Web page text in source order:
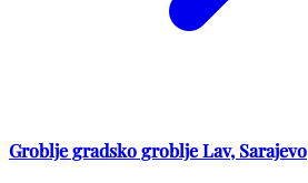
Groblje gradsko groblje Lav, Sarajevo